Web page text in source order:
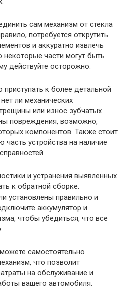
сам механизм от стекла
потребуется открутить
и аккуратно извлечь
некоторые части могут быть
действуйте осторожно.
к более детальной
ли механических
или износ зубчатых
повреждения, возможно,
компонентов. Также стоит
часть устройства на наличие
и устранения выявленных
к обратной сборке.
установлены правильно и
аккумулятор и
чтобы убедиться, что все
самостоятельно
что позволит
на обслуживание и
вашего автомобиля.